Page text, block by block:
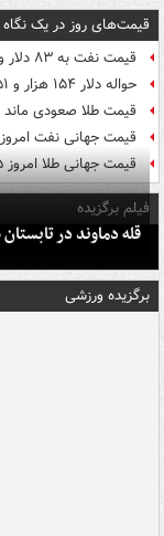
قیمت‌های روز در یک نگاه
قیمت نفت به ۸۳ دلار و ۵۵ سنت در هر بشکه رسید
حواله دلار ۱۵۴ هزار و ۴۵۱ تومان شد
قیمت طلا صعودی ماند
قیمت جهانی نفت امروز ۱۶ مرداد
قیمت جهانی طلا امروز ۱۵ مرداد
فیلم برگزیده
قله دماوند در
برگزیده ورزشی